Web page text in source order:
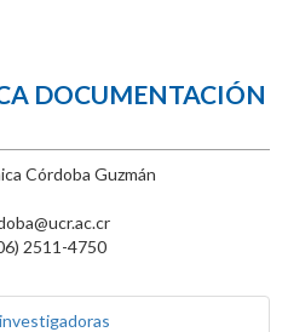
DOCUMENTACIÓN
Córdoba Guzmán
2511-4750